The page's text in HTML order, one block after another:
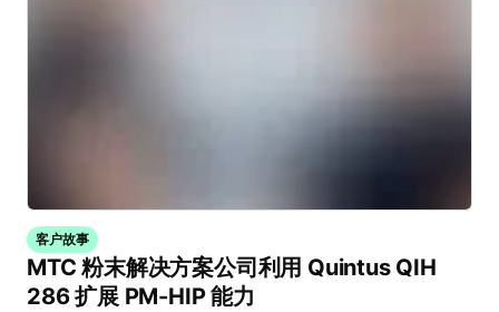
客户故事
MTC 粉末解决方案公司利用 Quintus QIH
286 扩展 PM-HIP 能力